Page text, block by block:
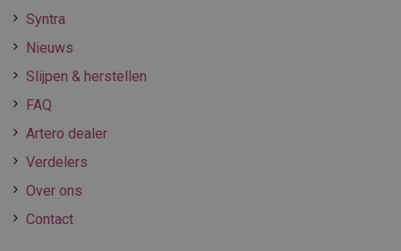
Syntra
Nieuws
Slijpen & herstellen
FAQ
Artero dealer
Verdelers
Over ons
Contact